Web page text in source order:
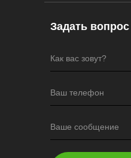
Как вас зовут?
Ваш телефон
Ваше сообщение
Задать вопрос